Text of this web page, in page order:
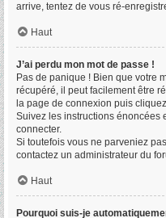
arrive, tentez de vous ré-
Haut
J’ai perdu mon mot de passe !
Pas de panique ! Bien que votre
récupéré, il peut facilement être
la page de connexion puis
Suivez les instructions énoncées
connecter.
Si toutefois vous ne parveniez
contactez un administrateur du
Haut
Pourquoi suis-je